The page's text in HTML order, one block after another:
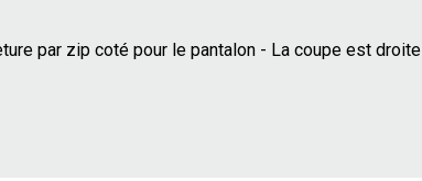
par zip coté pour le pantalon - La coupe est droite